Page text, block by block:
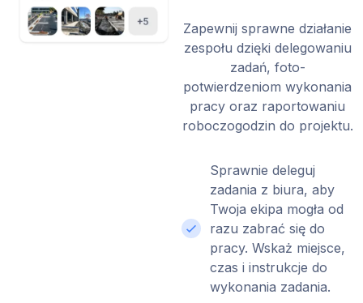
Zapewnij sprawne działanie
zespołu dzięki delegowaniu
zadań, foto-
potwierdzeniom wykonania
pracy oraz raportowaniu
roboczogodzin do projektu.
Sprawnie deleguj
zadania z biura, aby
Twoja ekipa mogła od
razu zabrać się do
pracy. Wskaż miejsce,
czas i instrukcje do
wykonania zadania.